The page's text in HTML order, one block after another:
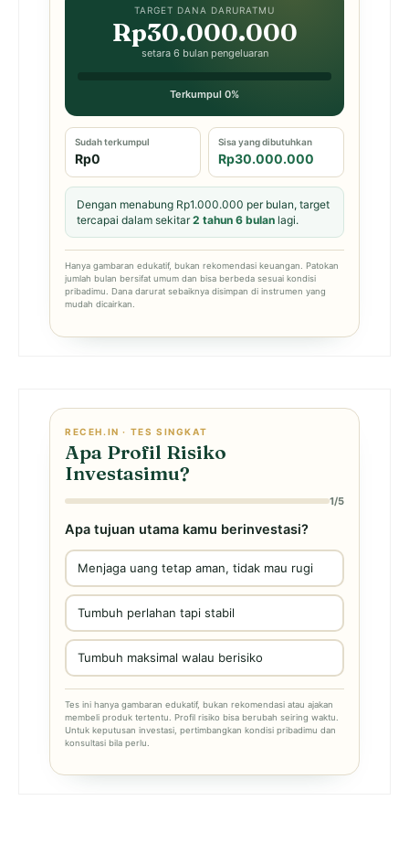
TARGET DANA DARURATMU
Rp30.000.000
setara 6 bulan pengeluaran
Terkumpul 0%
Sudah terkumpul
Rp0
Sisa yang dibutuhkan
Rp30.000.000
Dengan menabung Rp1.000.000 per bulan, target
tercapai dalam sekitar2 tahun 6 bulan lagi.
Hanya gambaran edukatif, bukan rekomendasi keuangan. Patokan
jumlah bulan bersifat umum dan bisa berbeda sesuai kondisi
pribadimu. Dana darurat sebaiknya disimpan di instrumen yang
mudah dicairkan.
RECEH.IN · TES SINGKAT
Apa Profil Risiko
Investasimu?
1/5
Apa tujuan utama kamu berinvestasi?
Menjaga uang tetap aman, tidak mau rugi
Tumbuh perlahan tapi stabil
Tumbuh maksimal walau berisiko
Tes ini hanya gambaran edukatif, bukan rekomendasi atau ajakan
membeli produk tertentu. Profil risiko bisa berubah seiring waktu.
Untuk keputusan investasi, pertimbangkan kondisi pribadimu dan
konsultasi bila perlu.